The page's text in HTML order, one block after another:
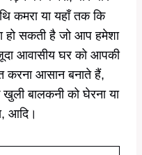
कमरा या यहाँ तक कि
हो सकती है जो आप हमेशा
आवासीय घर को आपकी
करना आसान बनाते हैं,
बालकनी को घेरना या
आदि।